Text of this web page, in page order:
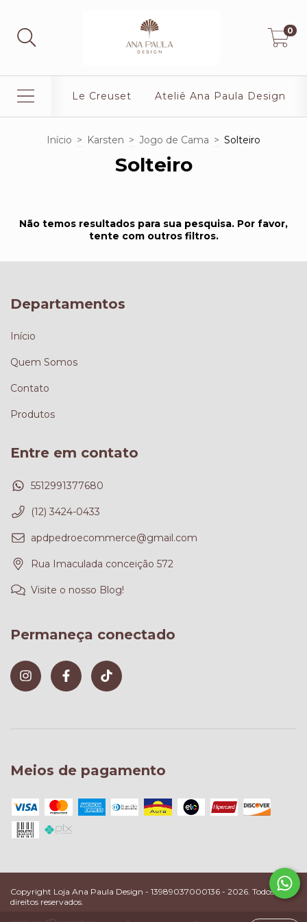
0
Le Creuset Ateliê Ana Paula Design
Início > Karsten > Jogo de Cama > Solteiro
Solteiro
Não temos resultados para sua pesquisa. Por favor,
tente com outros filtros.
Departamentos
Início
Quem Somos
Contato
Produtos
Entre em contato
5512991377680
(12) 3424-0433
apdpedroecommerce@gmail.com
Rua Imaculada conceição 572
Visite o nosso Blog!
Permaneça conectado
Meios de pagamento
Copyright Loja Ana Paula Design - 13989037000136 - 2026. Todos os
direitos reservados.